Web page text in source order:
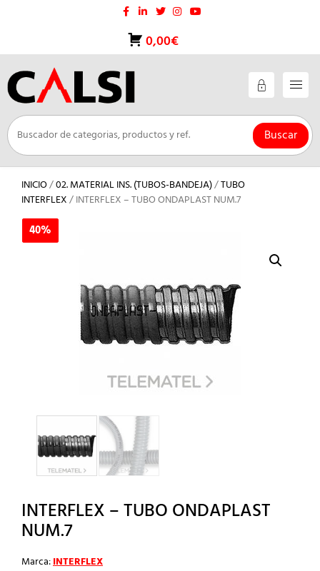
0,00€
Buscar
INICIO/02. MATERIAL INS. (TUBOS-BANDEJA)/TUBO
INTERFLEX/ INTERFLEX – TUBO ONDAPLAST NUM.7
40%
INTERFLEX – TUBO ONDAPLAST
NUM.7
Marca:INTERFLEX
40%